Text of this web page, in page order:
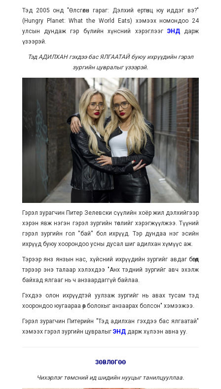
Тэд 2005 онд "Өлсгөлөн гараг: Дэлхий ертөнц юу иддэг вэ?"
(Hungry Planet: What the World Eats) хэмээх номондоо 24
улсын дундаж гэр бүлийн хүнсний хэрэглээг ЭНДдарж
үзээрэй.
Тэд АДИЛХАН гэхдээ бас ЯЛГААТАЙ буюу ихрүүдийн гэрэл
зургийн цувралыг үзээрэй.
Гэрэл зурагчин Питер Зелевски сүүлийн хоёр жил дэлхийгээр
хэрэн явж нэгэн гэрэл зургийн төслийг хэрэгжүүлжээ. Түүний
гэрэл зургийн гол ''бай'' бол ихрүүд. Тэр дундаа нэг эсийн
ихрүүд буюу хоорондоо усны дусал шиг адилхан хүмүүс аж.
Тэрээр янз янзын нас, хүйсний ихрүүдийн зургийг авдаг бөгөөд
тэрээр энэ талаар хэлэхдээ "Анх тэдний зургийг авч эхэлж
байхад ялгааг нь ч анзаардаггүй байлаа.
Гэхдээ олон ихрүүдтэй уулзаж зургийг нь авах тусам тэд
хоорондоо юугаараа өөр болохыг анзаарах болсон" хэмээжээ.
Гэрэл зурагчин Питерийн "Тэд адилхан гэхдээ бас ялгаатай"
хэмээх гэрэл зургийн цувралыг ЭНДдарж хүлээн авна уу.
ЗӨВЛӨГӨӨ
Чихэрлэг төмсний ид шидийн нууцыг танилцууллаа.